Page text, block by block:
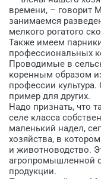
времени, – говорит
занимаемся
мелкого рогатого
Также имеем
профессиональных
Проводимые в
коренным образом
профессии
пример для других.
Надо признать, что
селе класса
маленький надел,
хозяйства, в
и животноводство.
агропромышленной
продукции.